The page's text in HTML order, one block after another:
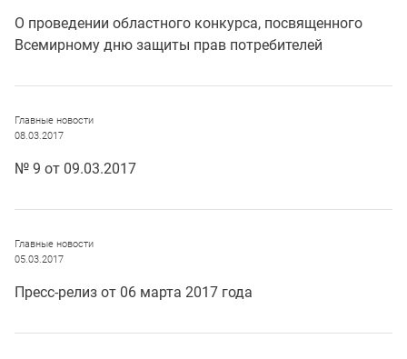
О проведении областного конкурса, посвященного
Всемирному дню защиты прав потребителей
Главные новости
08.03.2017
№ 9 от 09.03.2017
Главные новости
05.03.2017
Пресс-релиз от 06 марта 2017 года